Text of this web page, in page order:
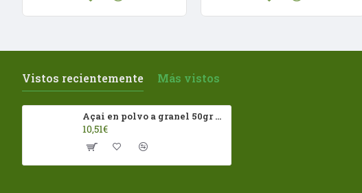
Vistos recientemente Más vistos
Açai en polvo a granel 50gr ECO
10,51€